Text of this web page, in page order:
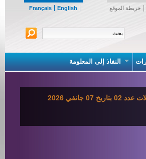
Français English خريطة الموقع
النفاذ إلى المعلومة
جانفي 2026